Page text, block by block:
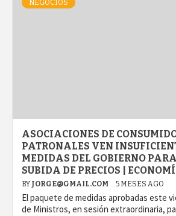
NEGOCIOS
ASOCIACIONES DE
PATRONALES VEN
MEDIDAS DEL GOBIERNO
SUBIDA DE PRECIOS |
BY JORGE@GMAIL.COM 5 MESES AGO
El paquete de medidas aprobadas este
de Ministros, en sesión extraordinaria,